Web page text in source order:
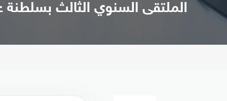
الملتقى السنوي الثالث